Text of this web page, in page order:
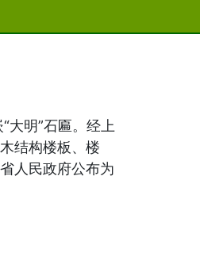
大明”石匾。经上
结构楼板、楼
人民政府公布为